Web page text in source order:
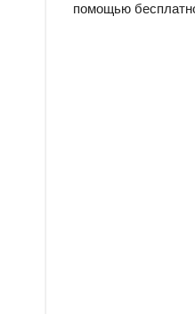
помощью